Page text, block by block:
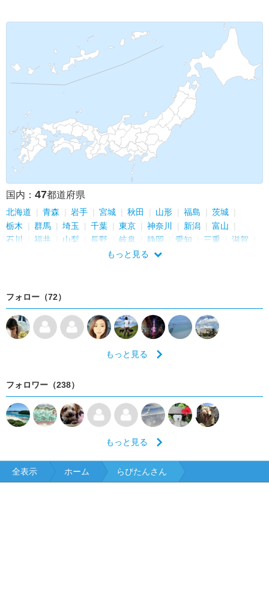
フィリピン
キプロス
モルディブ フランス
ニュージーランド
アイルランド
グリーンランド
ノルウェー
フィジー
バングラデシュ
スリランカ
ボスニア・ヘルツェゴビナ
モンテネグロ
パキスタン 中国 シンガポール
バチカン
ラオス タヒチ ポルトガル インド
インドネシア
エジプト オーストラリア
スイス
モナコ ドイツ ハンガリー
ラトビア
フィンランド
デンマーク
アルゼンチン
国内： 47都道府県
北海道 青森 岩手 宮城 秋田 山形 福島
茨城
栃木
群馬 埼玉 千葉 東京 神奈川 新潟
富山
石川
福井 山梨 長野 岐阜 静岡 愛知 三重
滋賀
和歌山 鳥取
もっと見る
フォロー（72）
もっと見る
フォロワー（238）
もっと見る
全表示 ホーム らびたんさん